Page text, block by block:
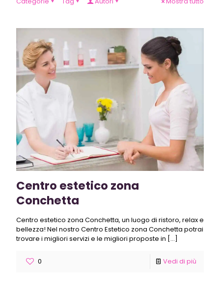
Centro estetico zona
Conchetta
Centro estetico zona Conchetta, un luogo di ristoro, relax e
bellezza! Nel nostro Centro Estetico zona Conchetta potrai
trovare i migliori servizi e le migliori proposte in […]
0 Vedi di più